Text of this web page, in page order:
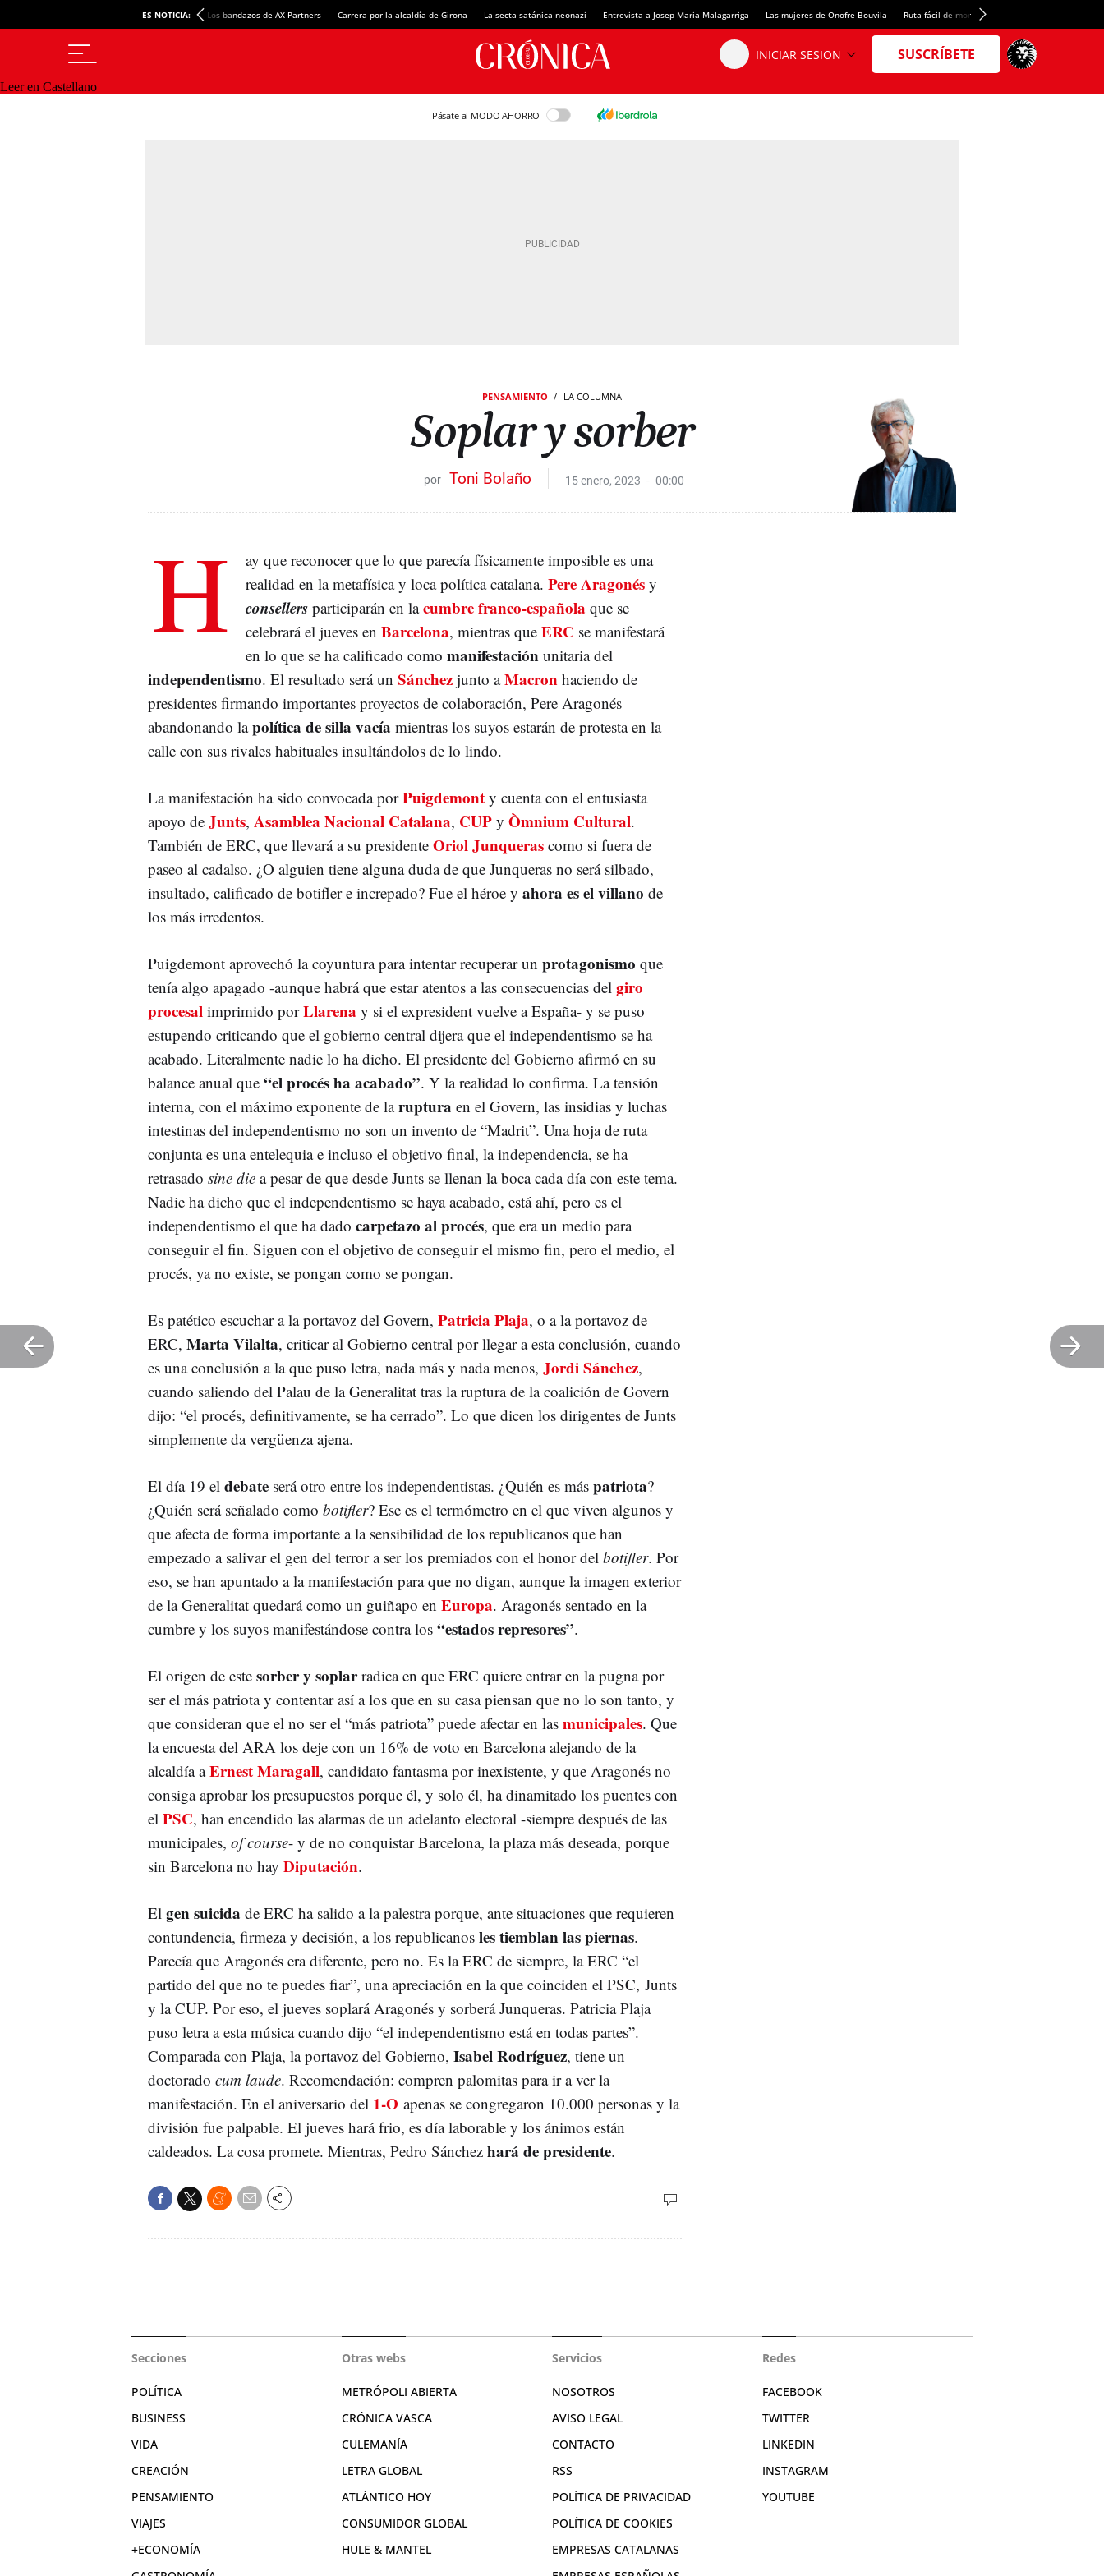
ES NOTICIA: Los bandazos de AX Partners Carrera por la alcaldía de Girona La secta satánica neonazi Entrevista a Josep Maria Malagarriga Las mujeres de Onofre Bouvila Ruta fácil de montaña
Leer en Castellano
Pásate al MODO AHORRO
PENSAMIENTO LA COLUMNA
Soplar y sorber
Toni Bolaño 15 enero, 2023 00:00
H
ay que reconocer que lo que parecía físicamente imposible es una
realidad en la metafísica y loca política catalana. Pere Aragonés y
consellers participarán en lacumbre franco-española que se
celebrará el jueves en Barcelona, mientras que ERC se manifestará
en lo que se ha calificado como manifestación unitaria del
independentismo. El resultado será un Sánchez junto aMacron haciendo de
presidentes firmando importantes proyectos de colaboración, Pere Aragonés
abandonando lapolítica de silla vacía mientras los suyos estarán de protesta en la
calle con sus rivales habituales insultándolos de lo lindo.
La manifestación ha sido convocada porPuigdemont y cuenta con el entusiasta
apoyo de Junts, Asamblea Nacional Catalana, CUP y Òmnium Cultural.
También de ERC, que llevará a su presidente Oriol Junqueras como si fuera de
paseo al cadalso. ¿O alguien tiene alguna duda de que Junqueras no será silbado,
insultado, calificado de botifler e increpado? Fue el héroe y ahora es el villano de
los más irredentos.
Puigdemont aprovechó la coyuntura para intentar recuperar un protagonismo que
tenía algo apagado -aunque habrá que estar atentos a las consecuencias del giro
procesal imprimido porLlarena y si el expresident vuelve a España- y se puso
estupendo criticando que el gobierno central dijera que el independentismo se ha
acabado. Literalmente nadie lo ha dicho. El presidente del Gobierno afirmó en su
balance anual que “el procés ha acabado”. Y la realidad lo confirma. La tensión
interna, con el máximo exponente de laruptura en el Govern, las insidias y luchas
intestinas del independentismo no son un invento de “Madrit”. Una hoja de ruta
conjunta es una entelequia e incluso el objetivo final, la independencia, se ha
retrasado sine die a pesar de que desde Junts se llenan la boca cada día con este tema.
Nadie ha dicho que el independentismo se haya acabado, está ahí, pero es el
independentismo el que ha dado carpetazo al procés, que era un medio para
conseguir el fin. Siguen con el objetivo de conseguir el mismo fin, pero el medio, el
procés, ya no existe, se pongan como se pongan.
Es patético escuchar a la portavoz del Govern, Patricia Plaja, o a la portavoz de
ERC, Marta Vilalta, criticar al Gobierno central por llegar a esta conclusión, cuando
es una conclusión a la que puso letra, nada más y nada menos, Jordi Sánchez,
cuando saliendo del Palau de la Generalitat tras la ruptura de la coalición de Govern
dijo: “el procés, definitivamente, se ha cerrado”. Lo que dicen los dirigentes de Junts
simplemente da vergüenza ajena.
El día 19 el debate será otro entre los independentistas. ¿Quién es más patriota?
¿Quién será señalado como botifler? Ese es el termómetro en el que viven algunos y
que afecta de forma importante a la sensibilidad de los republicanos que han
empezado a salivar el gen del terror a ser los premiados con el honor del botifler. Por
eso, se han apuntado a la manifestación para que no digan, aunque la imagen exterior
de la Generalitat quedará como un guiñapo en Europa. Aragonés sentado en la
cumbre y los suyos manifestándose contra los “estados represores”.
El origen de este sorber y soplarradica en que ERC quiere entrar en la pugna por
ser el más patriota y contentar así a los que en su casa piensan que no lo son tanto, y
que consideran que el no ser el “más patriota” puede afectar en las municipales. Que
la encuesta del ARA los deje con un 16% de voto en Barcelona alejando de la
alcaldía aErnest Maragall, candidato fantasma por inexistente, y que Aragonés no
consiga aprobar los presupuestos porque él, y solo él, ha dinamitado los puentes con
el PSC, han encendido las alarmas de un adelanto electoral -siempre después de las
municipales, of course- y de no conquistar Barcelona, la plaza más deseada, porque
sin Barcelona no hay Diputación.
El gen suicida de ERC ha salido a la palestra porque, ante situaciones que requieren
contundencia, firmeza y decisión, a los republicanos les tiemblan las piernas.
Parecía que Aragonés era diferente, pero no. Es la ERC de siempre, la ERC “el
partido del que no te puedes fiar”, una apreciación en la que coinciden el PSC, Junts
y la CUP. Por eso, el jueves soplará Aragonés y sorberá Junqueras. Patricia Plaja
puso letra a esta música cuando dijo “el independentismo está en todas partes”.
Comparada con Plaja, la portavoz del Gobierno, Isabel Rodríguez, tiene un
doctorado cum laude. Recomendación: compren palomitas para ir a ver la
manifestación. En el aniversario del 1-O apenas se congregaron 10.000 personas y la
división fue palpable. El jueves hará frio, es día laborable y los ánimos están
caldeados. La cosa promete. Mientras, Pedro Sánchez hará de presidente.
Secciones
POLÍTICA
BUSINESS
VIDA
CREACIÓN
PENSAMIENTO
VIAJES
+ECONOMÍA
Otras webs
METRÓPOLI ABIERTA
CRÓNICA VASCA
CULEMANÍA
LETRA GLOBAL
ATLÁNTICO HOY
CONSUMIDOR GLOBAL
HULE & MANTEL
Servicios
NOSOTROS
AVISO LEGAL
CONTACTO
RSS
POLÍTICA DE PRIVACIDAD
POLÍTICA DE COOKIES
EMPRESAS CATALANAS
Redes
FACEBOOK
TWITTER
LINKEDIN
INSTAGRAM
YOUTUBE